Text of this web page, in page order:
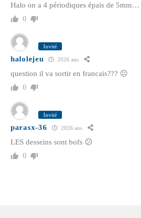
Halo on a 4 périodiques épais de 5mm…
0
Invité
halolejeu 2026 ans
question il va sortir en francais??? 😐
0
Invité
parasx-36 2026 ans
LES desseins sont bofs 😕
0